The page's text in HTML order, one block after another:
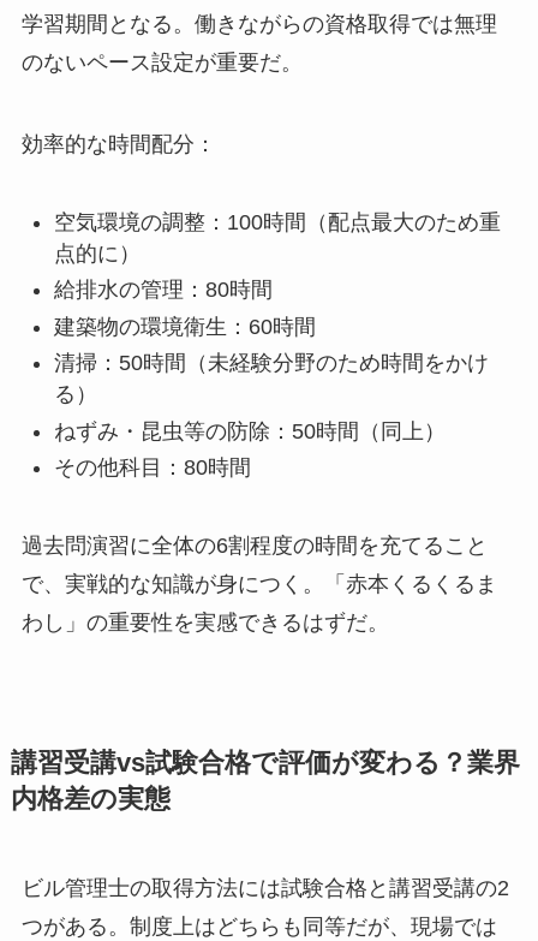
学習期間となる。働きながらの資格取得では無理
のないペース設定が重要だ。
効率的な時間配分：
空気環境の調整：100時間（配点最大のため重
点的に）
給排水の管理：80時間
建築物の環境衛生：60時間
清掃：50時間（未経験分野のため時間をかけ
る）
ねずみ・昆虫等の防除：50時間（同上）
その他科目：80時間
過去問演習に全体の6割程度の時間を充てること
で、実戦的な知識が身につく。「赤本くるくるま
わし」の重要性を実感できるはずだ。
講習受講vs試験合格で評価が変わる？業界
内格差の実態
ビル管理士の取得方法には試験合格と講習受講の2
つがある。制度上はどちらも同等だが、現場では